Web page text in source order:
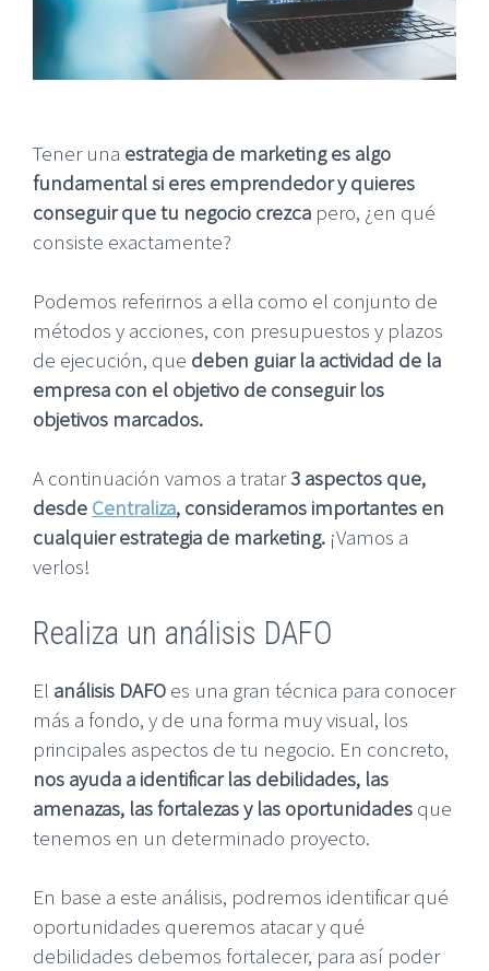
Tener una estrategia de marketing es algo
fundamental si eres emprendedor y quieres
conseguir que tu negocio crezca pero, ¿en qué
consiste exactamente?
Podemos referirnos a ella como el conjunto de
métodos y acciones, con presupuestos y plazos
de ejecución, que deben guiar la actividad de la
empresa con el objetivo de conseguir los
objetivos marcados.
A continuación vamos a tratar3 aspectos que,
desde Centraliza, consideramos importantes en
cualquier estrategia de marketing. ¡Vamos a
verlos!
Realiza un análisis DAFO
El análisis DAFO es una gran técnica para conocer
más a fondo, y de una forma muy visual, los
principales aspectos de tu negocio. En concreto,
nos ayuda a identificar las debilidades, las
amenazas, las fortalezas y las oportunidades que
tenemos en un determinado proyecto.
En base a este análisis, podremos identificar qué
oportunidades queremos atacar y qué
debilidades debemos fortalecer, para así poder